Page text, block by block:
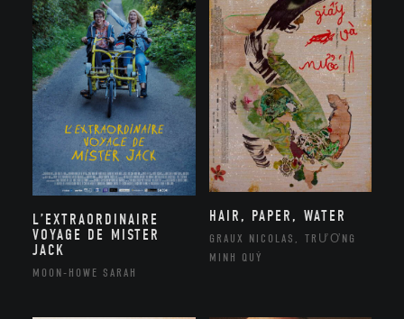
L’EXTRAORDINAIRE
VOYAGE DE MISTER
JACK
MOON-HOWE SARAH
HAIR, PAPER, WATER
GRAUX NICOLAS, TRƯƠNG
MINH QUÝ